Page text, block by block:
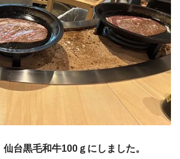
台黒毛和牛100ｇにしました。